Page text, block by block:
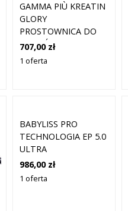
GAMMA PIÙ KREATIN
GLORY
PROSTOWNICA DO
WŁOSÓW 1 SZT.
707,00 zł
1 oferta
BABYLISS PRO
TECHNOLOGIA EP 5.0
ULTRA
PROSTOWNICA DO
WŁOSÓW CULR
986,00 zł
1 oferta